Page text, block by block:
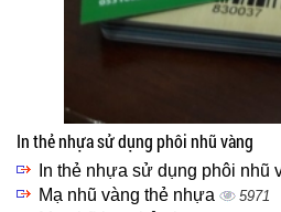
In thẻ nhựa sử dụng phôi nhũ vàng
In thẻ nhựa sử dụng phôi nhũ
Mạ nhũ vàng thẻ nhựa 5971